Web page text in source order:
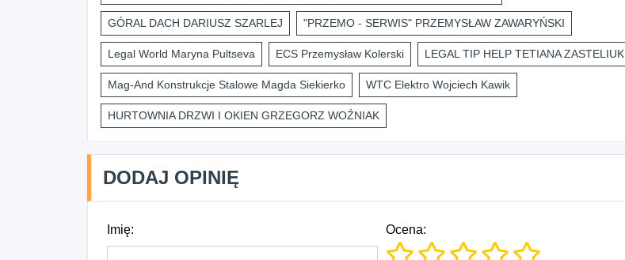
GÓRAL DACH DARIUSZ SZARLEJ "PRZEMO - SERWIS" PRZEMYSŁAW ZAWARYŃSKI
Legal World Maryna Pultseva ECS Przemysław Kolerski LEGAL TIP HELP TETIANA ZASTELIUK
Mag-And Konstrukcje Stalowe Magda Siekierko WTC Elektro Wojciech Kawik
HURTOWNIA DRZWI I OKIEN GRZEGORZ WOŹNIAK
DODAJ OPINIĘ
Imię: Ocena: